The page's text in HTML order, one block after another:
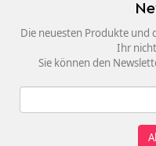
Die neuesten Produkte und
Ihr
Sie können den